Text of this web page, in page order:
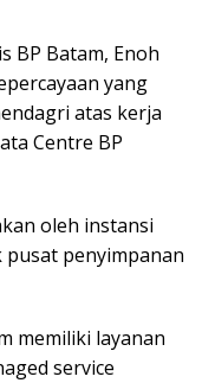
BP Batam, Enoh
yang
atas kerja
Centre BP
oleh instansi
penyimpanan
memiliki layanan
service